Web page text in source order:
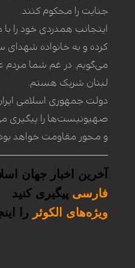
جنایت را محکوم کنند.
اینجانب همدردی خود را
کرده و به خانواده شهدای
می‌گویم. در غم شما مردم
لبنان شریک هستم.
دولت جمهوری اسلامی
صهیونیست‌ها را پیگیری
و محور مقاومت خواهد بود.
آخرین اخبار جهان
فارسی پیگیری کنید
ویژههای الکوثر را